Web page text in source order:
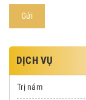
Gửi
DỊCH VỤ
Trị nám